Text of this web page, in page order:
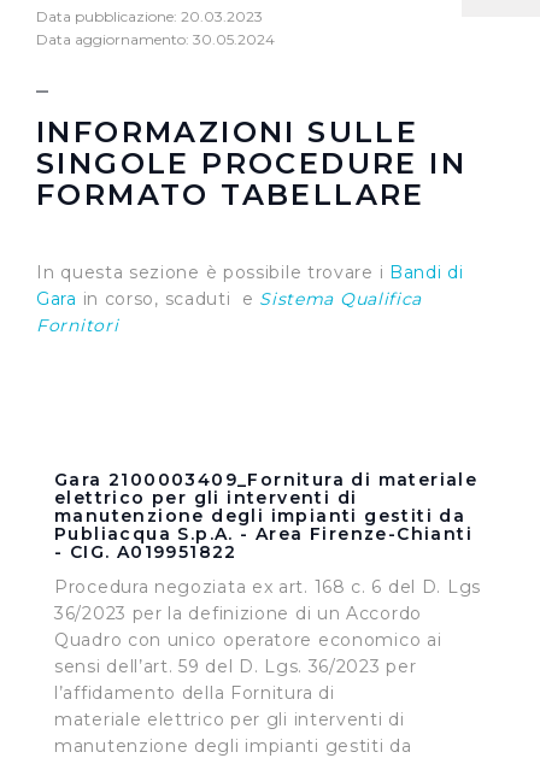
Data pubblicazione: 20.03.2023
Data aggiornamento: 30.05.2024
INFORMAZIONI SULLE
SINGOLE PROCEDURE IN
FORMATO TABELLARE
In questa sezione è possibile trovare i Bandi di
Gara in corso, scaduti e Sistema Qualifica
Fornitori
Gara 2100003409_Fornitura di materiale
elettrico per gli interventi di
manutenzione degli impianti gestiti da
Publiacqua S.p.A. - Area Firenze-Chianti
- CIG. A019951822
Procedura negoziata ex art. 168 c. 6 del D. Lgs
36/2023 per la definizione di un Accordo
Quadro con unico operatore economico ai
sensi dell’art. 59 del D. Lgs. 36/2023 per
l’affidamento della Fornitura di
materiale elettrico per gli interventi di
manutenzione degli impianti gestiti da